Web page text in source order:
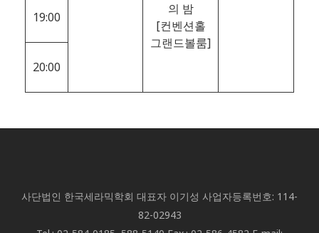
의 밤
[컨벤션홀
그랜드볼룸]
19:00
20:00
사단법인 한국세라믹학회 대표자 이기성 사업자등록번호: 114-
82-02943